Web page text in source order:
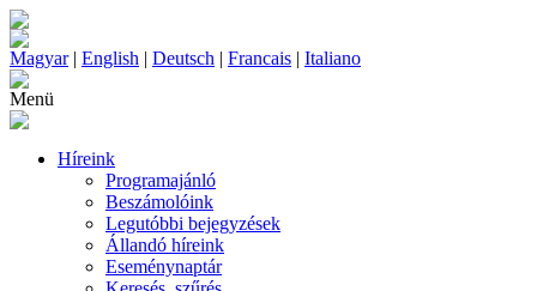
Magyar| English | Deutsch | Francais | Italiano
Menü
Híreink
Programajánló
Beszámolóink
Legutóbbi bejegyzések
Állandó híreink
Eseménynaptár